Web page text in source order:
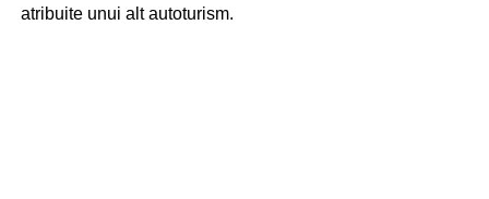
atribuite unui alt autoturism.